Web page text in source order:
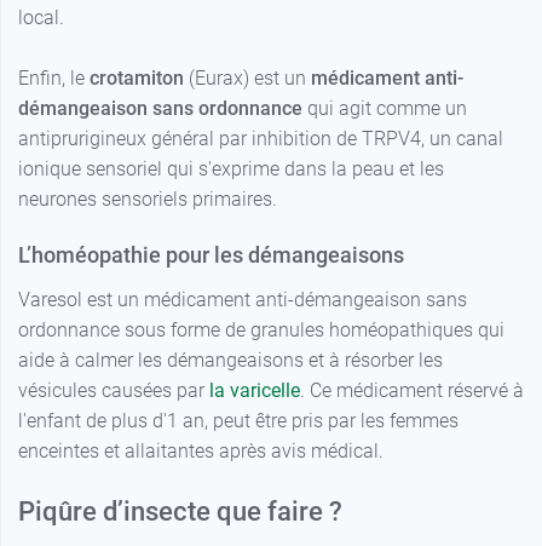
local.
Enfin, le crotamiton (Eurax) est un médicament anti-
démangeaison sans ordonnance qui agit comme un
antiprurigineux général par inhibition de TRPV4, un canal
ionique sensoriel qui s'exprime dans la peau et les
neurones sensoriels primaires.
L’homéopathie pour les démangeaisons
Varesol est un médicament anti-démangeaison sans
ordonnance sous forme de granules homéopathiques qui
aide à calmer les démangeaisons et à résorber les
vésicules causées par la varicelle. Ce médicament réservé à
l'enfant de plus d'1 an, peut être pris par les femmes
enceintes et allaitantes après avis médical.
Piqûre d’insecte que faire ?